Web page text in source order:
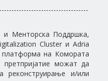
и Менторска Поддршка,
Cluster и Adria
платформа на Комората
можат да
реконструирање и/или